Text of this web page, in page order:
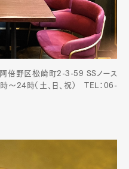
倍野区松崎町2-3-59 SSノース
24時（土、日、祝） TEL：06-